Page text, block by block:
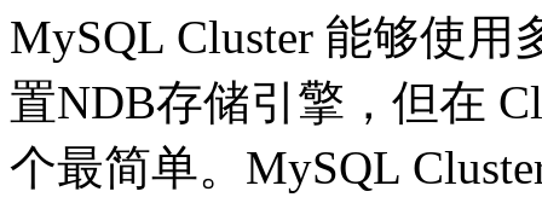
MySQL Cluster 能够使
置NDB存储引擎，但在
个最简单。MySQL